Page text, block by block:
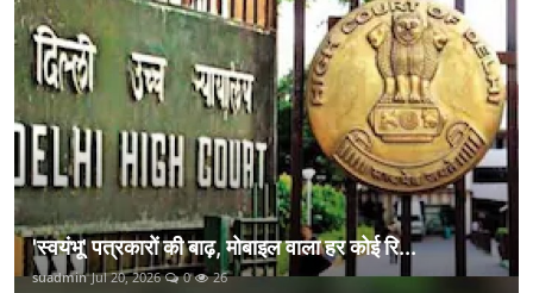
'स्वयंभू' पत्रकारों की बाढ़, मोबाइल वाला हर कोई रि...
suadmin Jul 20, 2026 0 26